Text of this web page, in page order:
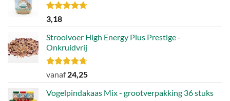
Gewaardeerd
4.70
3,18
Strooivoer High Energy Plus Prestige -
Onkruidvrij
Gewaardeerd
uit 5
vanaf24,25
Vogelpindakaas Mix - grootverpakking 36 stuks